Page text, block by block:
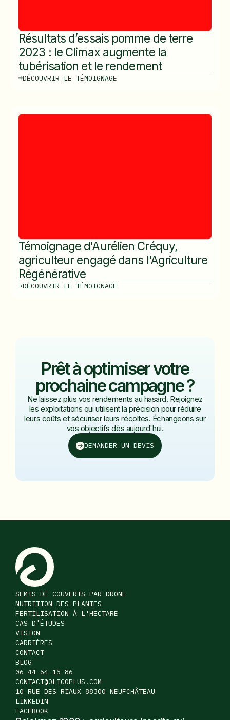
Résultats d’essais pomme de terre
2023 : le Climax augmente la
tubérisation et le rendement
DÉCOUVRIR LE TÉMOIGNAGE
Témoignage d'Aurélien Créquy,
agriculteur engagé dans l'Agriculture
Régénérative
DÉCOUVRIR LE TÉMOIGNAGE
Prêt à optimiser votre
prochaine campagne ?
Ne laissez plus vos rendements au hasard. Rejoignez
les exploitations qui utilisent la précision pour réduire
leurs coûts et sécuriser leurs récoltes. Échangeons sur
vos objectifs dès aujourd'hui.
DEMANDER UN DEVIS
SEMIS DE COUVERTS PAR DRONE
NUTRITION DES PLANTES
FERTILISATION À L'HECTARE
CAS D'ÉTUDES
VISION
CARRIÈRES
CONTACT
BLOG
06 44 64 15 86
CONTACT@OLIGOPLUS.COM
10 RUE DES RIAUX 88300 NEUFCHÂTEAU
LINKEDIN
FACEBOOK